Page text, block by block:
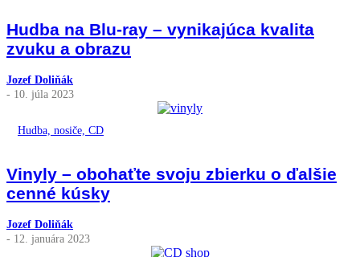
Hudba na Blu-ray – vynikajúca kvalita
zvuku a obrazu
Jozef Doliňák
- 10. júla 2023
Hudba, nosiče, CD
Vinyly – obohaťte svoju zbierku o ďalšie
cenné kúsky
Jozef Doliňák
- 12. januára 2023